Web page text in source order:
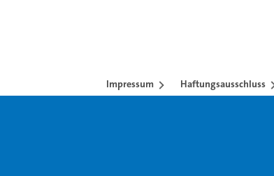
Impressum Haftungsausschluss